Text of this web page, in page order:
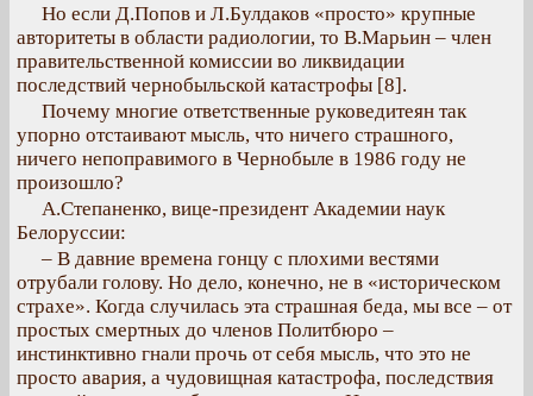
Но если Д.Попов и Л.Булдаков «просто» крупные
авторитеты в области радиологии, то В.Марьин – член
правительственной комиссии во ликвидации
последствий чернобыльской катастрофы [8].
Почему многие ответственные руковедитеян так
упорно отстаивают мысль, что ничего страшного,
ничего непоправимого в Чернобыле в 1986 году не
произошло?
А.Степаненко, вице-президент Академии наук
Белоруссии:
– В давние времена гонцу с плохими вестями
отрубали голову. Но дело, конечно, не в «историческом
страхе». Когда случилась эта страшная беда, мы все – от
простых смертных до членов Политбюро –
инстинктивно гнали прочь от себя мысль, что это не
просто авария, а чудовищная катастрофа, последствия